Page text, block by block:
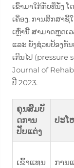
ເຂົ້າມາໃກ້ກັບທີ່ນັ່ງ
ເຄື່ອງ. ການສຶກສາຊີ້
ເຫຼົ່ານີ້ ສາມາດຫຼຸດເ
ແລະ ຍັງຊ່ວຍປ້ອງກັ
ເກີນໄປ (pressure
Journal of
ປີ 2023.
ຄຸນສົມບັ
ດການ
ປັບແຕ່ງ
ປະໂ
ເຂົ້າແທນ
ການ